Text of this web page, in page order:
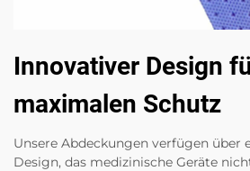
Innovativer Design
maximalen Schutz
Unsere Abdeckungen verfügen über
Design, das medizinische Geräte